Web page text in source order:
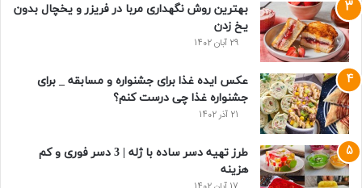
بهترین روش نگهداری مربا در فریزر و یخچال بدون
یخ زدن
29 آبان 1402
عکس ایده غذا برای جشنواره و مسابقه _ برای
جشنواره غذا چی درست کنم؟
21 آذر 1402
طرز تهیه دسر ساده با ژله | 3 دسر فوری و کم
هزینه